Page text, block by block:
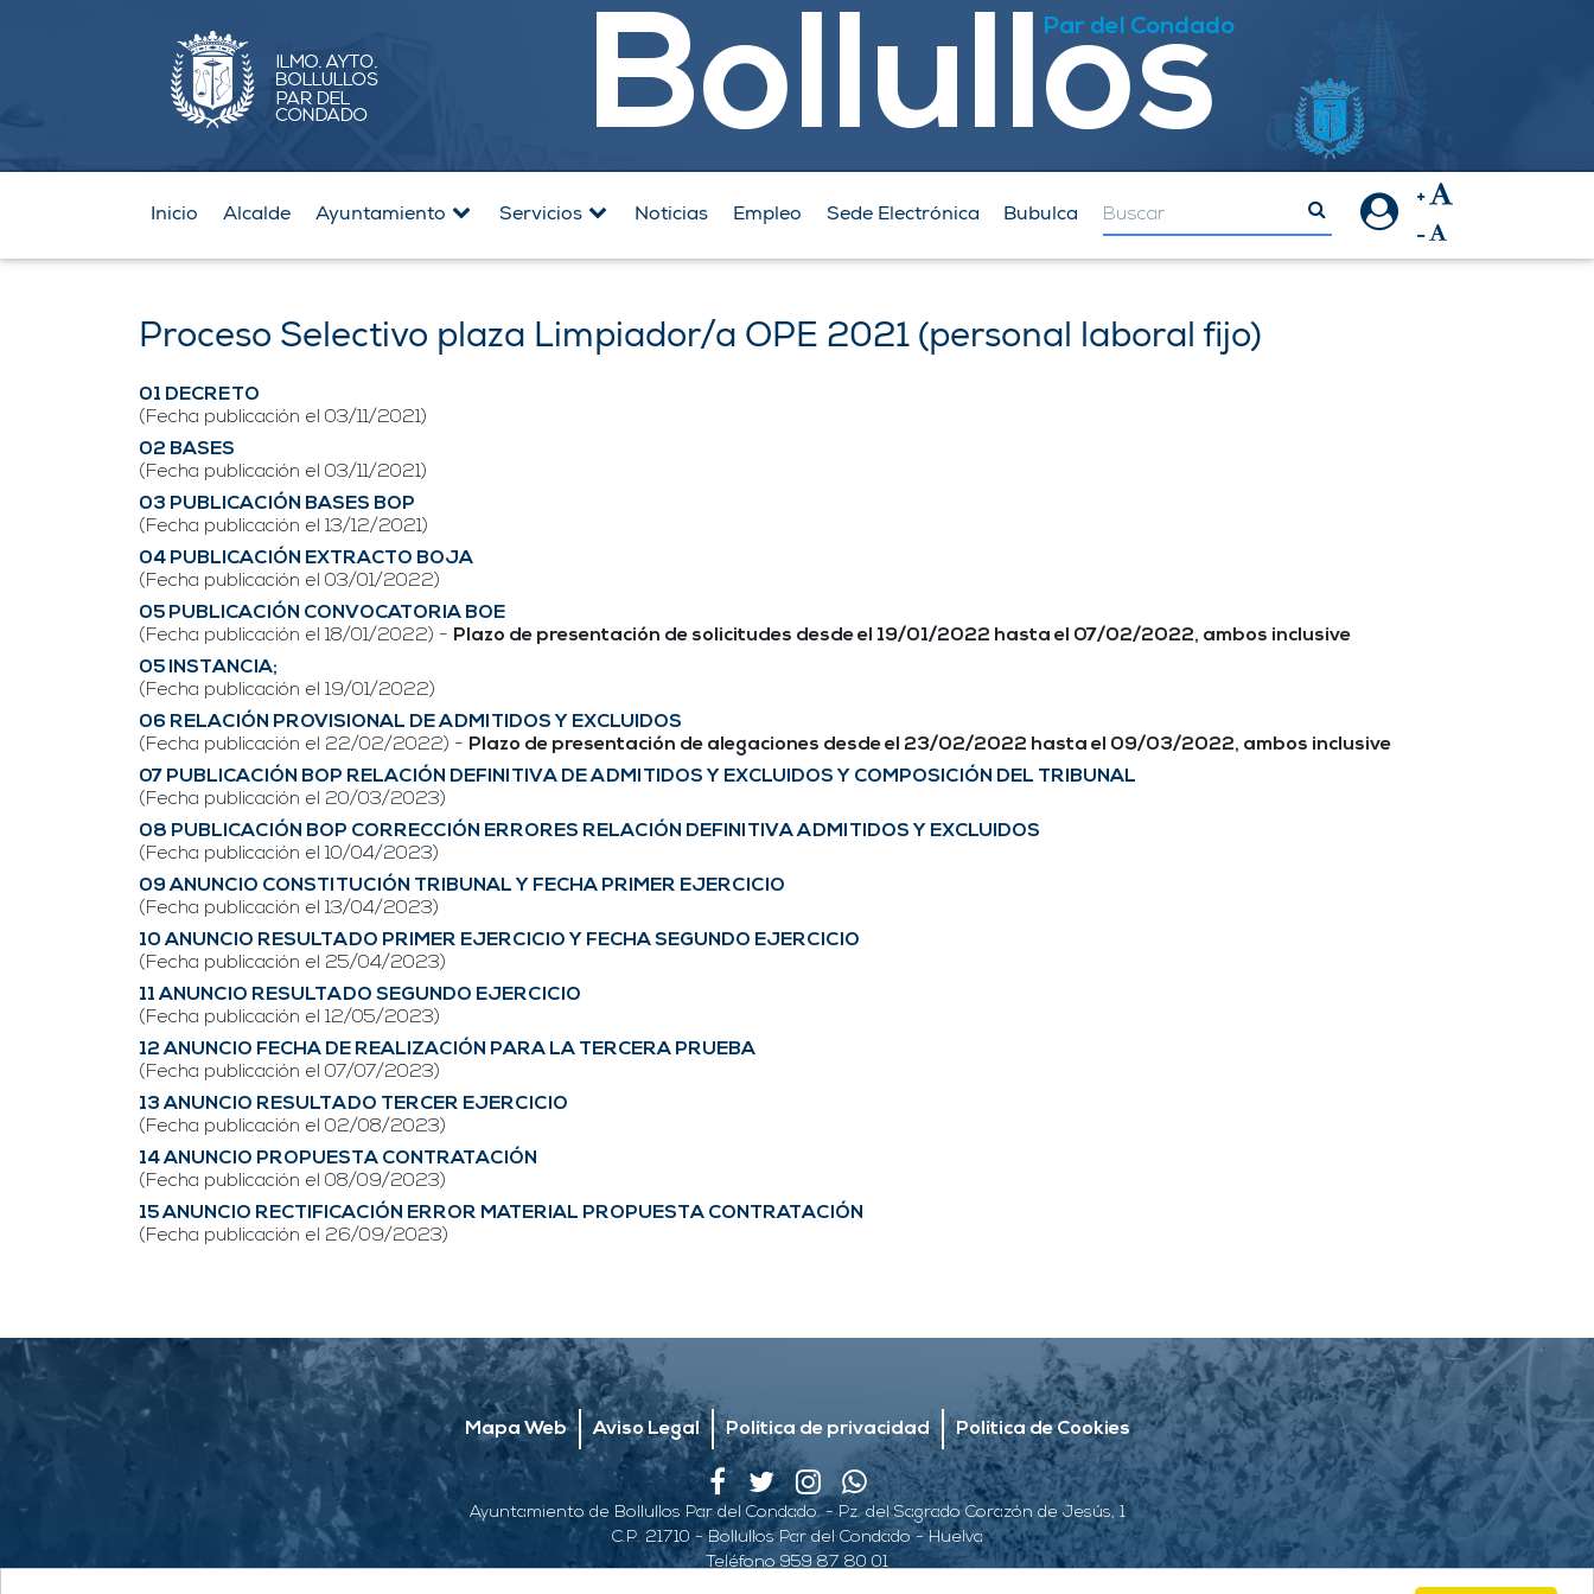
Par del Condado
Bollullos
Inicio Alcalde Ayuntamiento Servicios Noticias Empleo Sede Electrónica Bubulca
Proceso Selectivo plaza Limpiador/a OPE 2021 (personal laboral fijo)
01 DECRETO
(Fecha publicación el 03/11/2021)
02 BASES
(Fecha publicación el 03/11/2021)
03 PUBLICACIÓN BASES BOP
(Fecha publicación el 13/12/2021)
04 PUBLICACIÓN EXTRACTO BOJA
(Fecha publicación el 03/01/2022)
05 PUBLICACIÓN CONVOCATORIA BOE
(Fecha publicación el 18/01/2022) - Plazo de presentación de solicitudes desde el 19/01/2022 hasta el 07/02/2022, ambos inclusive
05 INSTANCIA;
(Fecha publicación el 19/01/2022)
06 RELACIÓN PROVISIONAL DE ADMITIDOS Y EXCLUIDOS
(Fecha publicación el 22/02/2022) - Plazo de presentación de alegaciones desde el 23/02/2022 hasta el 09/03/2022, ambos inclusive
07 PUBLICACIÓN BOP RELACIÓN DEFINITIVA DE ADMITIDOS Y EXCLUIDOS Y COMPOSICIÓN DEL TRIBUNAL
(Fecha publicación el 20/03/2023)
08 PUBLICACIÓN BOP CORRECCIÓN ERRORES RELACIÓN DEFINITIVA ADMITIDOS Y EXCLUIDOS
(Fecha publicación el 10/04/2023)
09 ANUNCIO CONSTITUCIÓN TRIBUNAL Y FECHA PRIMER EJERCICIO
(Fecha publicación el 13/04/2023)
10 ANUNCIO RESULTADO PRIMER EJERCICIO Y FECHA SEGUNDO EJERCICIO
(Fecha publicación el 25/04/2023)
11 ANUNCIO RESULTADO SEGUNDO EJERCICIO
(Fecha publicación el 12/05/2023)
12 ANUNCIO FECHA DE REALIZACIÓN PARA LA TERCERA PRUEBA
(Fecha publicación el 07/07/2023)
13 ANUNCIO RESULTADO TERCER EJERCICIO
(Fecha publicación el 02/08/2023)
14 ANUNCIO PROPUESTA CONTRATACIÓN
(Fecha publicación el 08/09/2023)
15 ANUNCIO RECTIFICACIÓN ERROR MATERIAL PROPUESTA CONTRATACIÓN
(Fecha publicación el 26/09/2023)
Mapa Web Aviso Legal Política de privacidad Política de Cookies
Ayuntamiento de Bollullos Par del Condado. - Pz. del Sagrado Corazón de Jesús, 1
C.P. 21710 - Bollullos Par del Condado - Huelva
Teléfono 959 87 80 01